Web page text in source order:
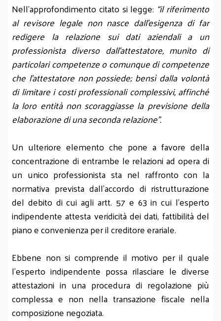
Nell’approfondimento citato si legge: “il riferimento
al revisore legale non nasce dall’esigenza di far
redigere la relazione sui dati aziendali a un
professionista diverso dall’attestatore, munito di
particolari competenze o comunque di competenze
che l’attestatore non possiede; bensì dalla volontà
di limitare i costi professionali complessivi, affinché
la loro entità non scoraggiasse la previsione della
elaborazione di una seconda relazione”.
Un ulteriore elemento che pone a favore della
concentrazione di entrambe le relazioni ad opera di
un unico professionista sta nel raffronto con la
normativa prevista dall’accordo di ristrutturazione
del debito di cui agli artt. 57 e 63 in cui l’esperto
indipendente attesta veridicità dei dati, fattibilità del
piano e convenienza per il creditore erariale.
Ebbene non si comprende il motivo per il quale
l’esperto indipendente possa rilasciare le diverse
attestazioni in una procedura di regolazione più
complessa e non nella transazione fiscale nella
composizione negoziata.